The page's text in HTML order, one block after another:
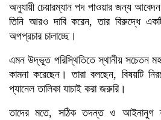
অনুযায়ী চেয়ারম্যান পদ পাওয়ার জন্য
তিনি আরও দাবি করেন, তার বিরুদ্ধে
অপপ্রচার চালাচ্ছে।
এমন উদ্ভূত পরিস্থিতিতে স্থানীয় সচেতন
কামনা করেছেন। তারা বলছেন, বিষয়টি
প্যানেল তালিকা যাচাই করা জরুরি।
তাদের মতে, সঠিক তদন্ত ও আইনানুগ